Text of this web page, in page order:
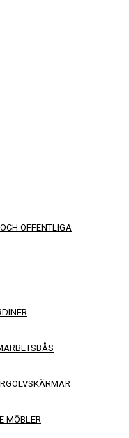
OFFENTLIGA
ARBETSBÅS
GOLVSKÄRMAR
MÖBLER